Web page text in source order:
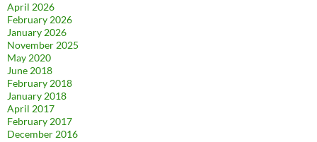
April 2026
February 2026
January 2026
November 2025
May 2020
June 2018
February 2018
January 2018
April 2017
February 2017
December 2016